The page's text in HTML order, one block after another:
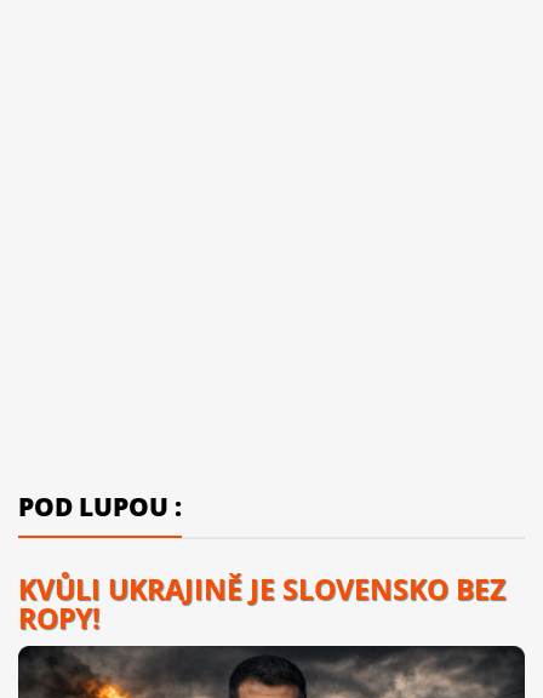
POD LUPOU :
KVŮLI UKRAJINĚ JE SLOVENSKO BEZ
ROPY!